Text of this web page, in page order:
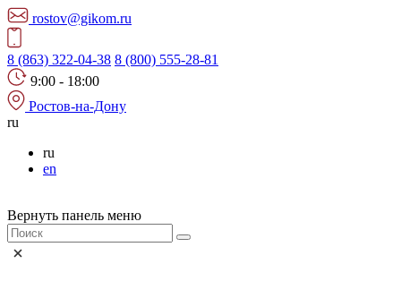
rostov@gikom.ru
8 (863) 322-04-38 8 (800) 555-28-81
9:00 - 18:00
Ростов-на-Дону
ru
ru
en
Вернуть панель меню